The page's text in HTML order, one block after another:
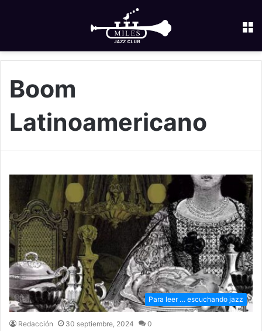
Boom
Latinoamericano
Para leer … escuchando jazz
Redacción 30 septiembre, 2024 0